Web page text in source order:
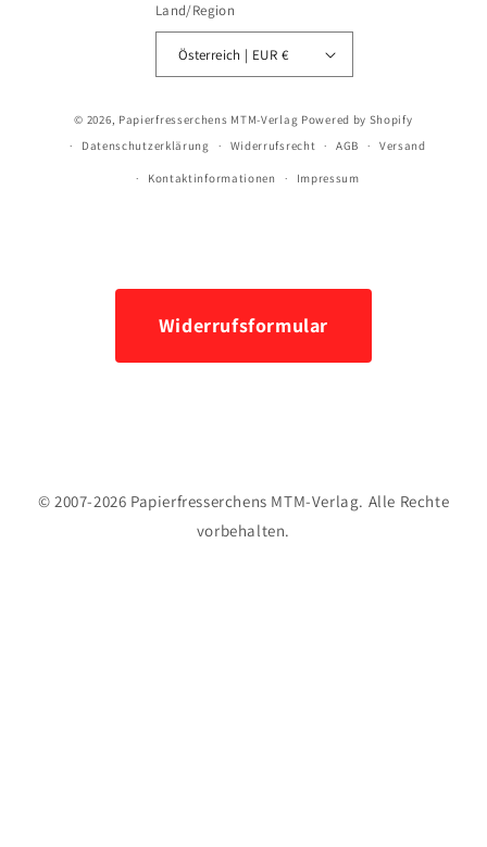
Land/Region
Österreich | EUR €
© 2026, Papierfresserchens MTM-Verlag Powered by Shopify
Datenschutzerklärung
Widerrufsrecht AGB Versand
Kontaktinformationen Impressum
Widerrufsformular
© 2007-2026 Papierfresserchens MTM-Verlag. Alle Rechte
vorbehalten.